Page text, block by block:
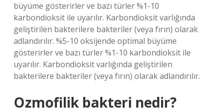
büyüme gösterirler ve bazı türler %1-10
karbondioksit ile uyarılır. Karbondioksit varlığında
geliştirilen bakterilere bakteriler (veya fırın) olarak
adlandırılır. %5-10 oksijende optimal büyüme
gösterirler ve bazı türler %1-10 karbondioksit ile
uyarılır. Karbondioksit varlığında geliştirilen
bakterilere bakteriler (veya fırın) olarak adlandırılır.
Ozmofilik bakteri nedir?